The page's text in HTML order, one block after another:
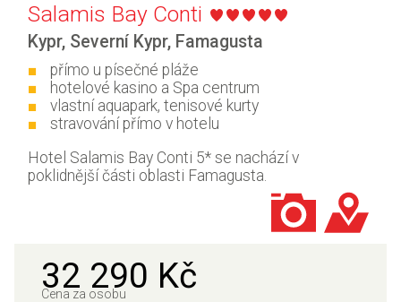
Salamis Bay Conti
Kypr, Severní Kypr, Famagusta
přímo u písečné pláže
hotelové kasino a Spa centrum
vlastní aquapark, tenisové kurty
stravování přímo v hotelu
Hotel Salamis Bay Conti 5* se nachází v
poklidnější části oblasti Famagusta.
32 290 Kč
Cena za osobu